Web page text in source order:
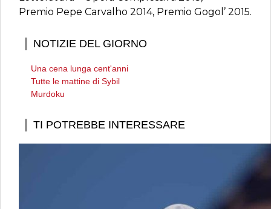
Premio Pepe Carvalho 2014, Premio Gogol’ 2015.
NOTIZIE DEL GIORNO
Una cena lunga cent'anni
Tutte le mattine di Sybil
Murdoku
TI POTREBBE INTERESSARE